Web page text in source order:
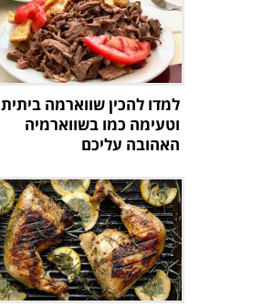
למדו להכין שווארמה ביתית
וטעימה כמו בשווארמיה
האהובה עליכם